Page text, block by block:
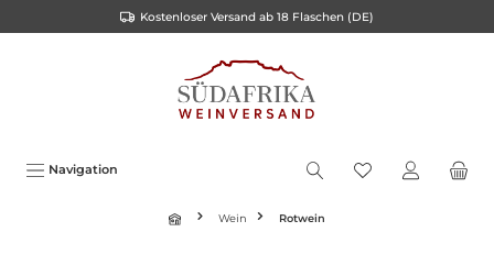
Kostenloser Versand ab 18 Flaschen (DE)
Navigation
Wein Rotwein